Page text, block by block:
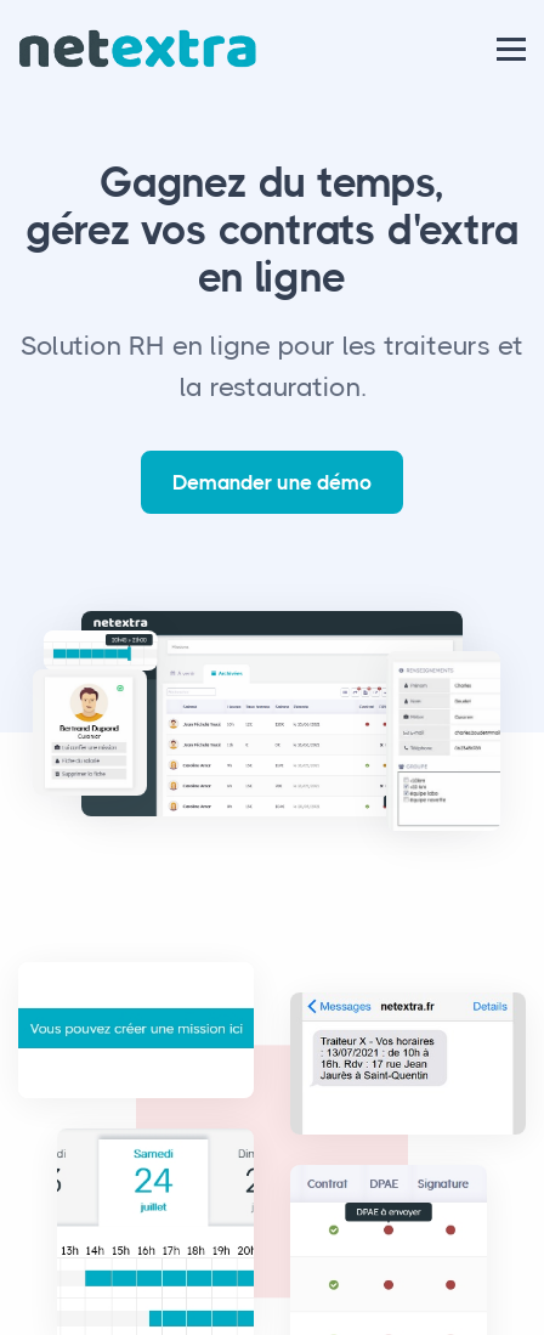
Gagnez du temps,
gérez vos contrats d'extra
en ligne
Solution RH en ligne pour les traiteurs et
la restauration.
Demander une démo